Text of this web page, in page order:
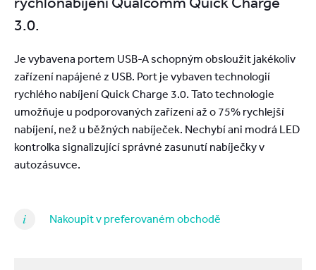
3.0.
Je vybavena portem USB-A schopným obsloužit jakékoliv
zařízení napájené z USB. Port je vybaven technologií
rychlého nabíjení Quick Charge 3.0. Tato technologie
umožňuje u podporovaných zařízení až o 75% rychlejší
nabíjení, než u běžných nabíječek. Nechybí ani modrá LED
kontrolka signalizující správné zasunutí nabíječky v
autozásuvce.
Nakoupit v preferovaném obchodě